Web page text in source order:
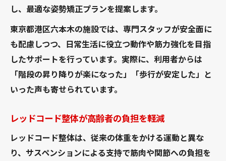
し、最適な姿勢矯正プランを提案します。
東京都港区六本木の施設では、専門スタッフが安全面に
も配慮しつつ、日常生活に役立つ動作や筋力強化を目指
したサポートを行っています。実際に、利用者からは
「階段の昇り降りが楽になった」「歩行が安定した」と
いった声も寄せられています。
レッドコード整体が高齢者の負担を軽減
レッドコード整体は、従来の体重をかける運動と異な
り、サスペンションによる支持で筋肉や関節への負担を